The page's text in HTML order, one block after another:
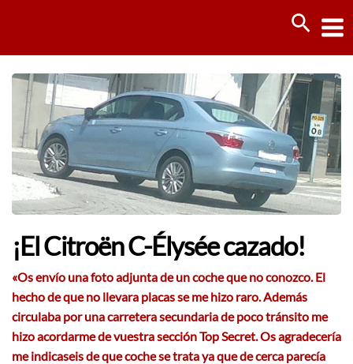
¡El Citroën C-Élysée cazado!
«Os envío una foto adjunta de un coche que no conozco. El
hecho de que no llevara placas se me hizo raro. Además
circulaba por una carretera secundaria de poco tránsito me
hizo acordarme de vuestra sección Top Secret. Os agradecería
me indicaseis de que coche se trata ya que de cerca parecía